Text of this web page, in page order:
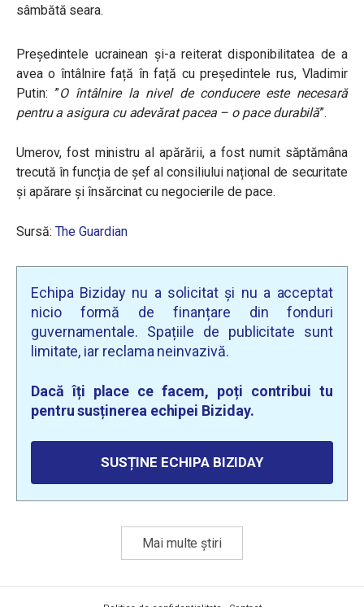
sâmbătă seara.
Președintele ucrainean și-a reiterat disponibilitatea de a
avea o întâlnire față în față cu președintele rus, Vladimir
Putin: ”O întâlnire la nivel de conducere este necesară
pentru a asigura cu adevărat pacea – o pace durabilă”.
Umerov, fost ministru al apărării, a fost numit săptămâna
trecută în funcția de șef al consiliului național de securitate
și apărare și însărcinat cu negocierile de pace.
Sursă: The Guardian
Echipa Biziday nu a solicitat și nu a acceptat
nicio formă de finanțare din fonduri
guvernamentale. Spațiile de publicitate sunt
limitate, iar reclama neinvazivă.
Dacă îți place ce facem, poți contribui tu
pentru susținerea echipei Biziday.
SUSȚINE ECHIPA BIZIDAY
Mai multe știri